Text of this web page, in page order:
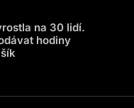
na 30 lidí.
hodiny